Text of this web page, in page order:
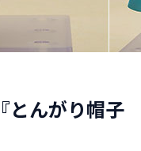
とんがり帽子